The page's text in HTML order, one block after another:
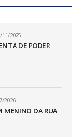
11/2025
DE PODER
2026
MENINO DA RUA